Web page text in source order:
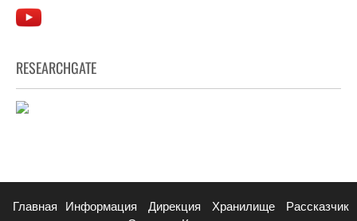
RESEARCHGATE
Главная Информация Дирекция Хранилище
Рассказчик